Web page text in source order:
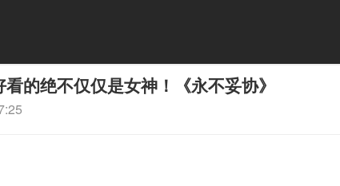
看的绝不仅仅是女神！《永不妥协》